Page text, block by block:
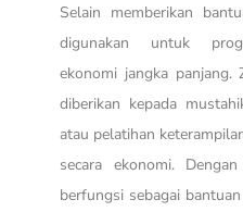
Selain memberikan
digunakan untuk
ekonomi jangka panjang.
diberikan kepada
atau pelatihan
secara ekonomi.
berfungsi sebagai